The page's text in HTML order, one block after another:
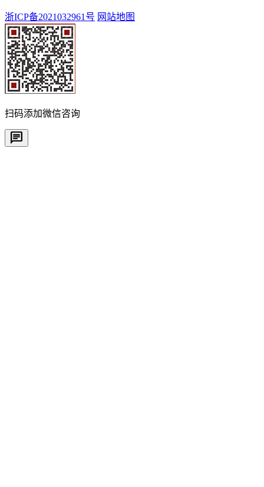
浙ICP备2021032961号 网站地图
扫码添加微信咨询
chat